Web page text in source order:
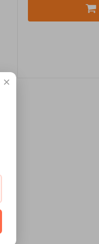
×